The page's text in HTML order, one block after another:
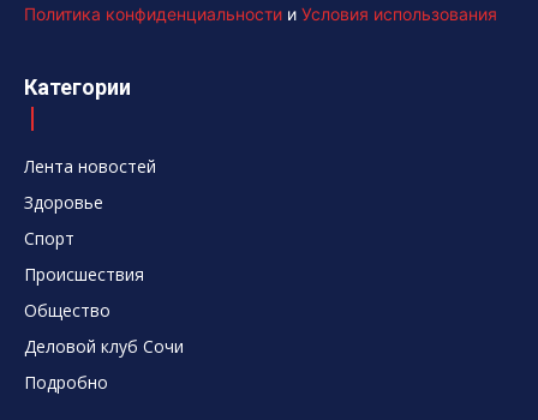
Политика конфиденциальности и Условия использования
Категории
Лента новостей
Здоровье
Спорт
Происшествия
Общество
Деловой клуб Сочи
Подробно